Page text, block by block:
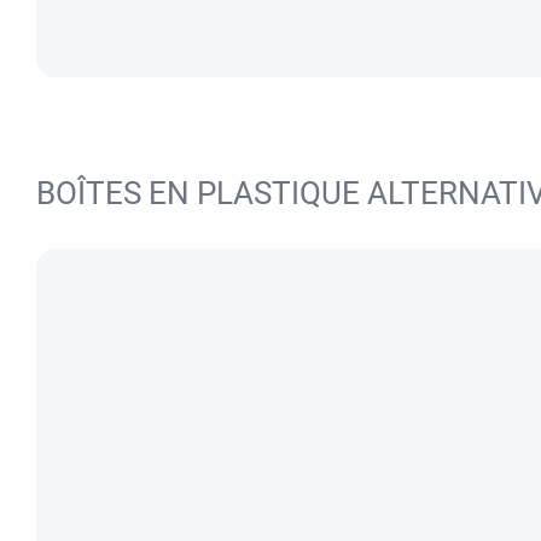
BOÎTES EN PLASTIQUE